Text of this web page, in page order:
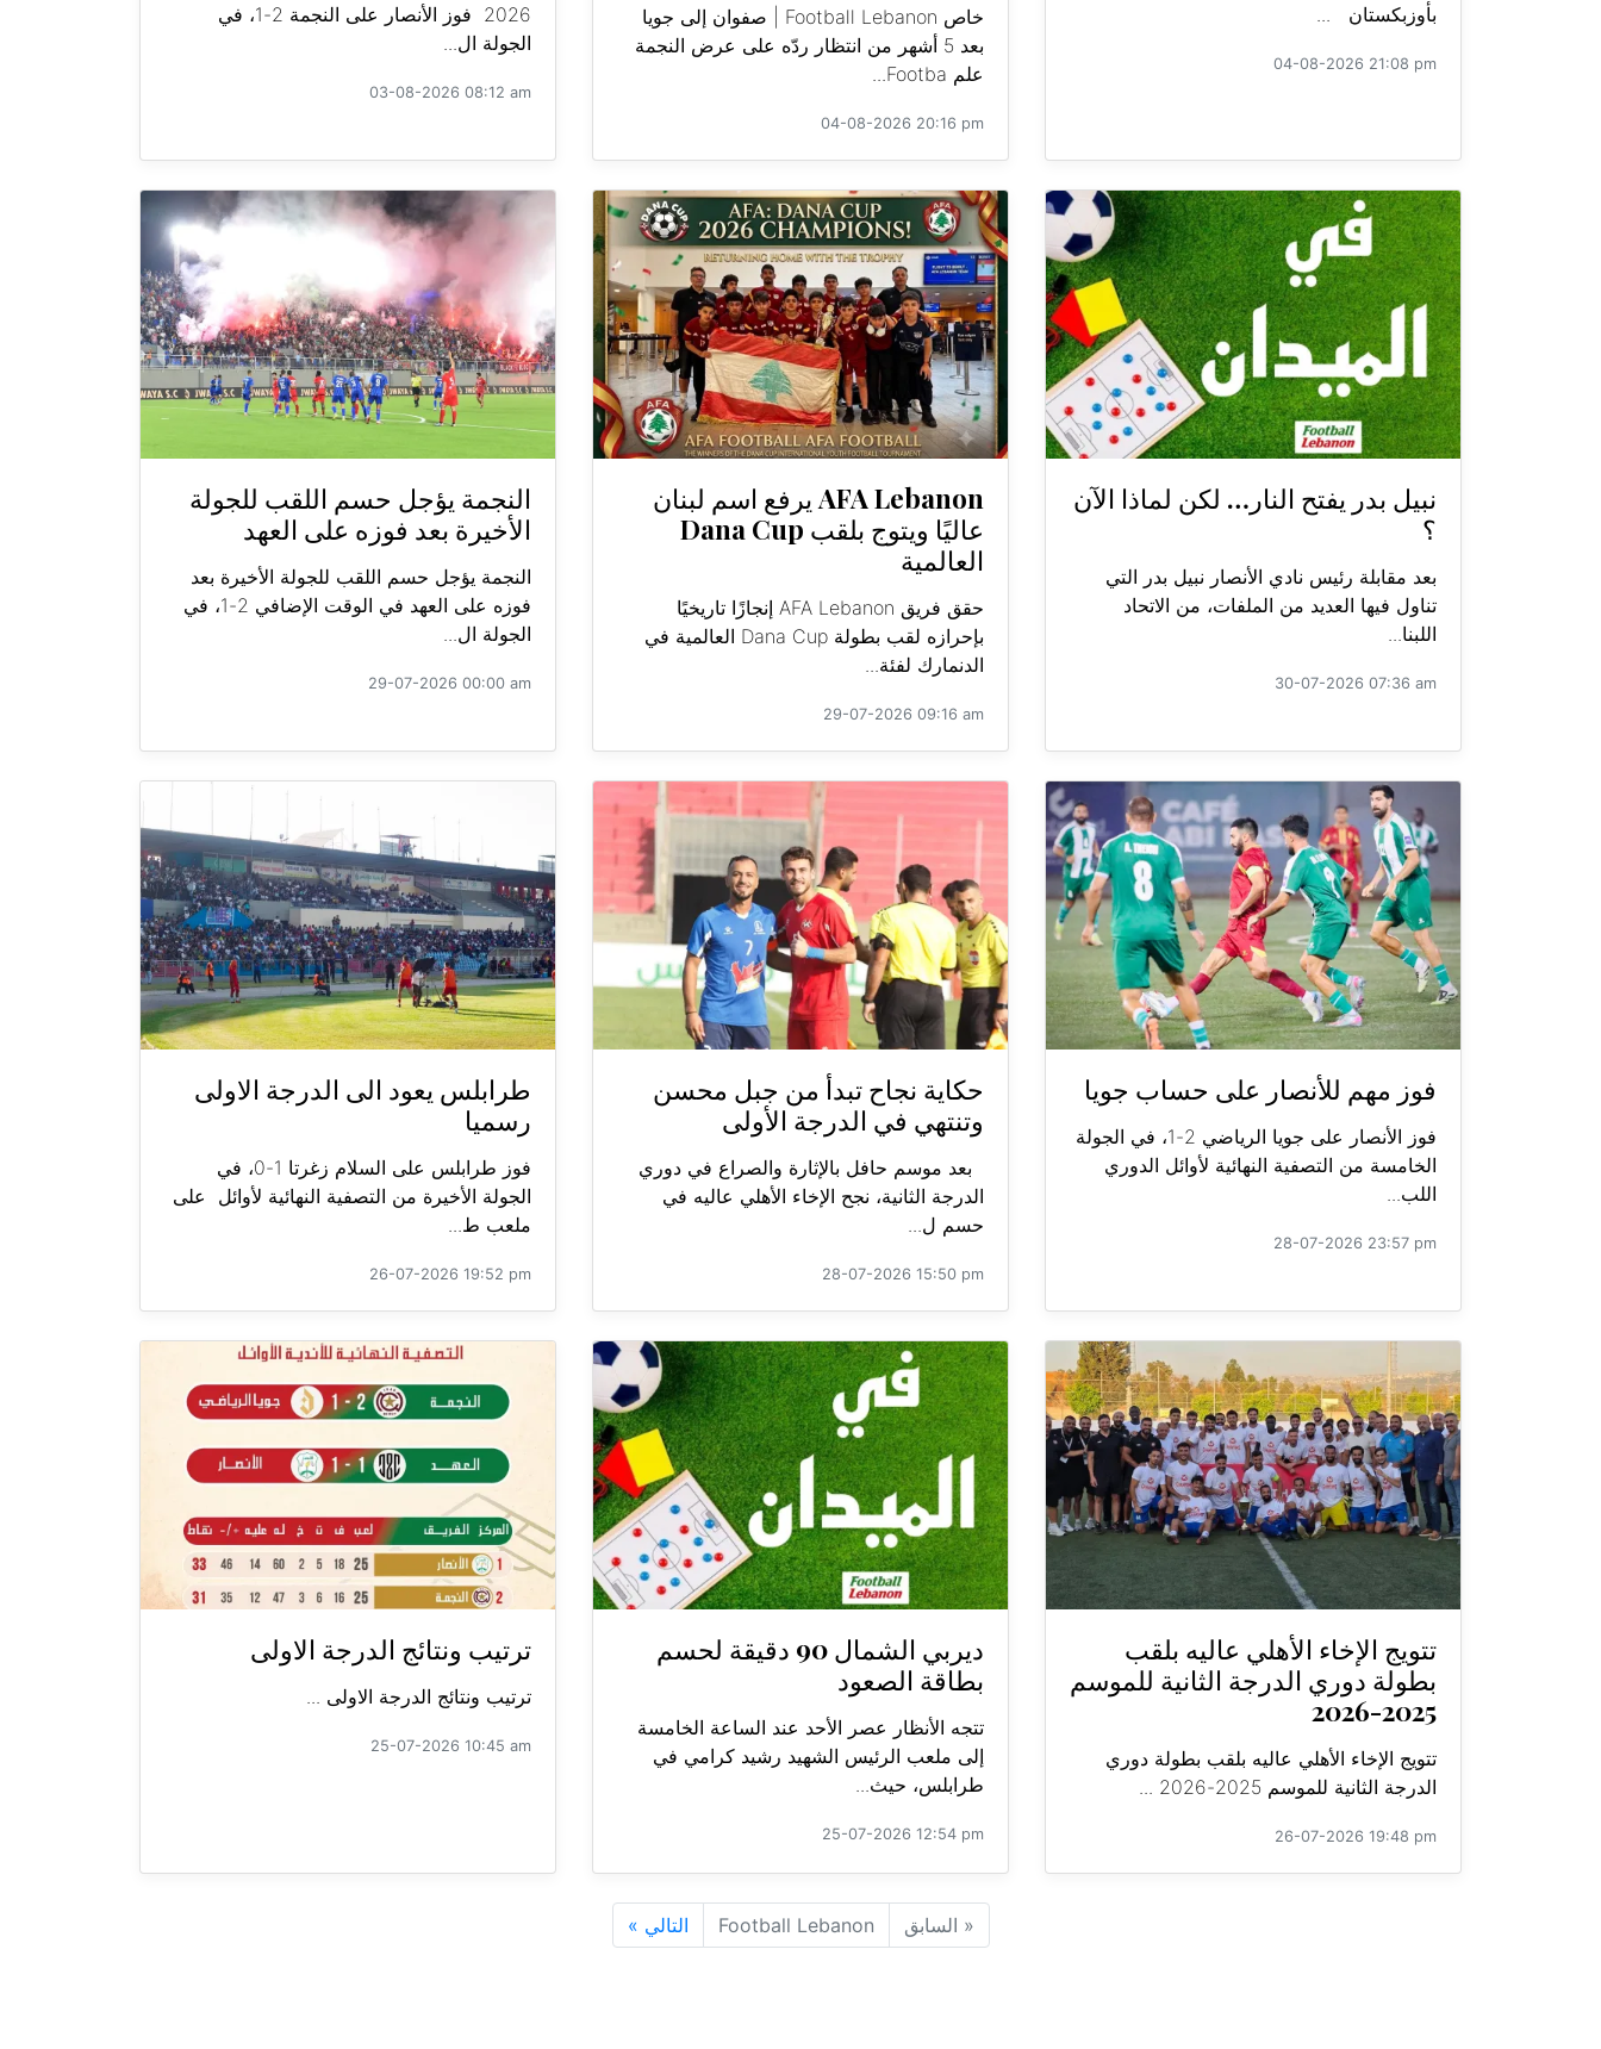
بأوزبكستان ...
04-08-2026 21:08 pm
خاص Football Lebanon | صفوان إلى جويا
بعد 5 أشهر من انتظار ردّه على عرض النجمة
علم Footba...
04-08-2026 20:16 pm
2026 فوز الأنصار على النجمة 2-1، في
الجولة ال...
03-08-2026 08:12 am
نبيل بدر يفتح النار… لكن لماذا الآن
؟
بعد مقابلة رئيس نادي الأنصار نبيل بدر التي
تناول فيها العديد من الملفات، من الاتحاد
اللبنا...
30-07-2026 07:36 am
AFA Lebanon يرفع اسم لبنان
عاليًا ويتوج بلقب Dana Cup
العالمية
حقق فريق AFA Lebanon إنجازًا تاريخيًا
بإحرازه لقب بطولة Dana Cup العالمية في
الدنمارك لفئة...
29-07-2026 09:16 am
النجمة يؤجل حسم اللقب للجولة
الأخيرة بعد فوزه على العهد
النجمة يؤجل حسم اللقب للجولة الأخيرة بعد
فوزه على العهد في الوقت الإضافي 2-1، في
الجولة ال...
29-07-2026 00:00 am
فوز مهم للأنصار على حساب جويا
فوز الأنصار على جويا الرياضي 2-1، في الجولة
الخامسة من التصفية النهائية لأوائل الدوري
اللب...
28-07-2026 23:57 pm
حكاية نجاح تبدأ من جبل محسن
وتنتهي في الدرجة الأولى
بعد موسم حافل بالإثارة والصراع في دوري
الدرجة الثانية، نجح الإخاء الأهلي عاليه في
حسم ل...
28-07-2026 15:50 pm
طرابلس يعود الى الدرجة الاولى
رسميا
فوز طرابلس على السلام زغرتا 1-0، في
الجولة الأخيرة من التصفية النهائية لأوائل على
ملعب ط...
26-07-2026 19:52 pm
تتويج الإخاء الأهلي عاليه بلقب
بطولة دوري الدرجة الثانية للموسم
2025-2026
تتويج الإخاء الأهلي عاليه بلقب بطولة دوري
الدرجة الثانية للموسم 2025-2026 ...
26-07-2026 19:48 pm
ديربي الشمال 90 دقيقة لحسم
بطاقة الصعود
تتجه الأنظار عصر الأحد عند الساعة الخامسة
إلى ملعب الرئيس الشهيد رشيد كرامي في
طرابلس، حيث...
25-07-2026 12:54 pm
ترتيب ونتائج الدرجة الاولى
ترتيب ونتائج الدرجة الاولى ...
25-07-2026 10:45 am
« السابق Football Lebanon التالي »